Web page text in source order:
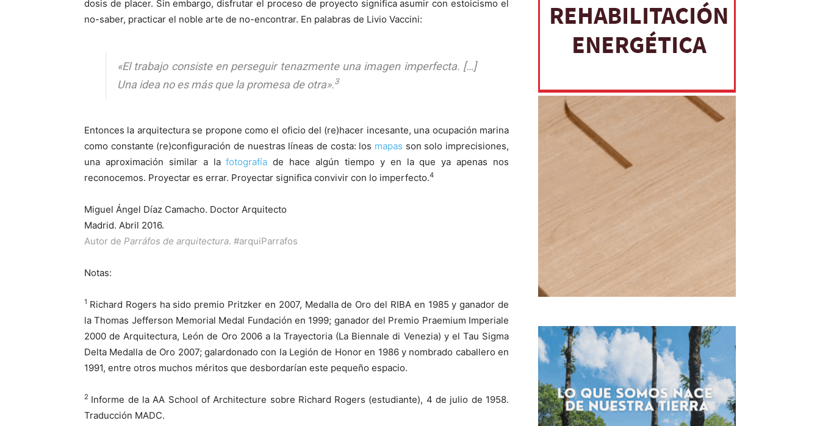
dosis de placer. Sin embargo, disfrutar el proceso de proyecto significa asumir con estoicismo el
no-saber, practicar el noble arte de no-encontrar. En palabras de Livio Vaccini:
«El trabajo consiste en perseguir tenazmente una imagen imperfecta. […]
Una idea no es más que la promesa de otra».3
Entonces la arquitectura se propone como el oficio del (re)hacer incesante, una ocupación marina
como constante (re)configuración de nuestras líneas de costa: los mapas son solo imprecisiones,
una aproximación similar a lafotografía de hace algún tiempo y en la que ya apenas nos
reconocemos. Proyectar es errar. Proyectar significa convivir con lo imperfecto.4
Miguel Ángel Díaz Camacho. Doctor Arquitecto
Madrid. Abril 2016.
Autor de Parráfos de arquitectura. #arquiParrafos
Notas:
1 Richard Rogers ha sido premio Pritzker en 2007, Medalla de Oro del RIBA en 1985 y ganador de
la Thomas Jefferson Memorial Medal Fundación en 1999; ganador del Premio Praemium Imperiale
2000 de Arquitectura, León de Oro 2006 a la Trayectoria (La Biennale di Venezia) y el Tau Sigma
Delta Medalla de Oro 2007; galardonado con la Legión de Honor en 1986 y nombrado caballero en
1991, entre otros muchos méritos que desbordarían este pequeño espacio.
2 Informe de la AA School of Architecture sobre Richard Rogers (estudiante), 4 de julio de 1958.
Traducción MADC.